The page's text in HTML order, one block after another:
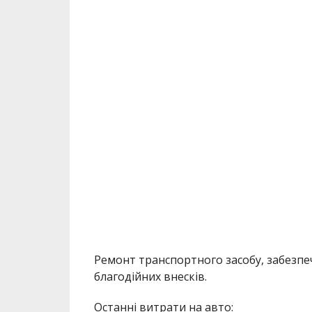
Ремонт транспортного засобу,
благодійних внесків.
Останні витрати на авто: